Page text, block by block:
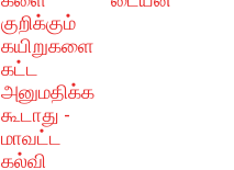
குறிக்கும்
கயிறுகளை
கட்ட
அனுமதிக்க
கூடாது -
மாவட்ட
கல்வி